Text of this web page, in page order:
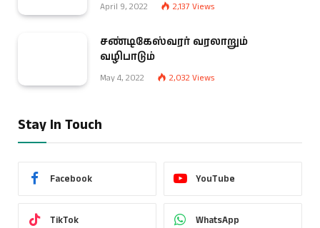
April 9, 2022 2,137 Views
சண்டிகேஸ்வரர் வரலாறும்
வழிபாடும்
May 4, 2022 2,032 Views
Stay In Touch
Facebook YouTube
TikTok WhatsApp